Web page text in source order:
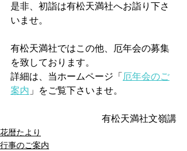
是非、初詣は有松天満社へお詣り下さ
いませ。
有松天満社ではこの他、厄年会の募集
を致しております。
詳細は、当ホームページ「厄年会のご
案内 」をご覧下さいませ。
有松天満社文嶺講
花暦たより
行事のご案内